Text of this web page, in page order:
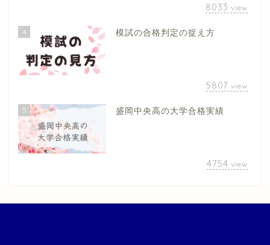
8033 view
4 模試の合格判定の捉え方
5807 view
5 盛岡中央高の大学合格実績
4754 view